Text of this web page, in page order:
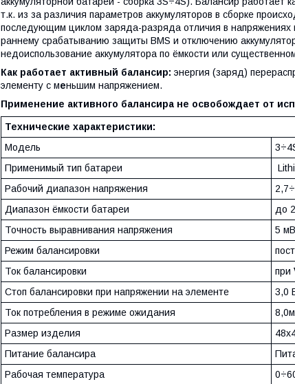
т.к. из за различия параметров аккумуляторов в сборке
последующим циклом заряда-разряда отличия в напряжениях
раннему срабатыванию защиты BMS и отключению
недоиспользование аккумулятора по ёмкости или
Как работает активный балансир: энергия (заряд)
элементу с меньшим напряжением.
Применение активного балансира не освобождает от
Технические характеристики:
Модель
Применимый тип батареи
Рабочий диапазон напряжения
Диапазон ёмкости батареи
до
Точность выравнивания напряжения
5
Режим балансировки
Ток балансировки
при
Стоп балансировки при напряжении на элементе
3,0
Ток потребления в режиме ожидания
Размер изделия
Питание балансира
Рабочая температура